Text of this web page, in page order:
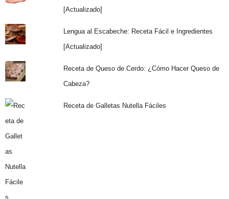
[Actualizado]
Lengua al Escabeche: Receta Fácil e Ingredientes
[Actualizado]
Receta de Queso de Cerdo: ¿Cómo Hacer Queso de
Cabeza?
Receta de Galletas Nutella Fáciles